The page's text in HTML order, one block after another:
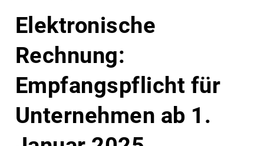
Elektronische
Rechnung:
Empfangspflicht für
Unternehmen ab 1.